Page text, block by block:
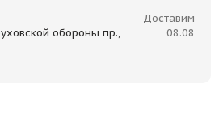
обороны пр.,
Доставим
08.08